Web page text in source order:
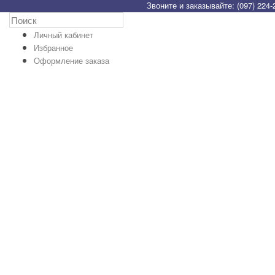
Звоните и заказывайте: (097) 224-
Личный кабинет
Избранное
Оформление заказа